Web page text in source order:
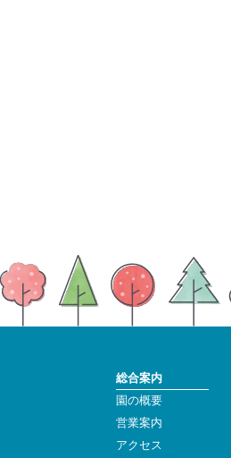
総合案内
園の概要
営業案内
アクセス